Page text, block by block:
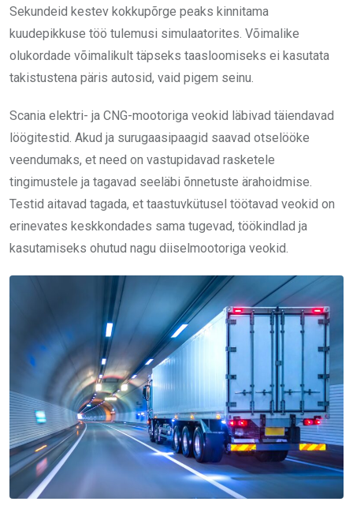
Sekundeid kestev kokkupõrge peaks kinnitama
kuudepikkuse töö tulemusi simulaatorites. Võimalike
olukordade võimalikult täpseks taasloomiseks ei kasutata
takistustena päris autosid, vaid pigem seinu.
Scania elektri- ja CNG-mootoriga veokid läbivad täiendavad
löögitestid. Akud ja surugaasipaagid saavad otselööke
veendumaks, et need on vastupidavad rasketele
tingimustele ja tagavad seeläbi õnnetuste ärahoidmise.
Testid aitavad tagada, et taastuvkütusel töötavad veokid on
erinevates keskkondades sama tugevad, töökindlad ja
kasutamiseks ohutud nagu diiselmootoriga veokid.